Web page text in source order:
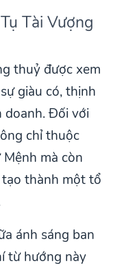
Tài Vượng
thuỷ được xem
giàu có, thịnh
doanh. Đối với
chỉ thuộc
mà còn
thành một tổ
ánh sáng ban
từ hướng này